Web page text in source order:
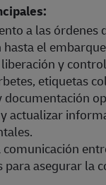
a las órdenes
hasta el
y
etiquetas
documentación
actualizar
para asegurar la